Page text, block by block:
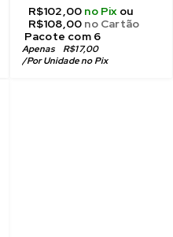
R$102,00 no Pix ou
R$108,00 no Cartão
Pacote com 6
Apenas R$17,00
/Por Unidade no Pix